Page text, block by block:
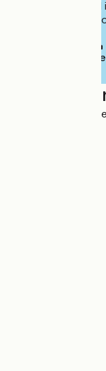
website om te
30 boulevard de